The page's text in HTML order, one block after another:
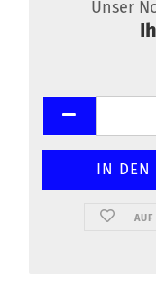
Unser